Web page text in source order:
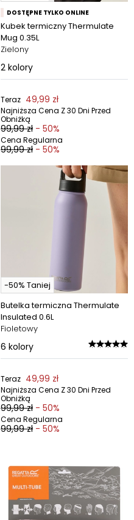
DOSTĘPNE TYLKO ONLINE
Kubek termiczny Thermulate
Mug 0.35L
Zielony
2 kolory
Teraz 49,99 zł
Najniższa Cena Z 30 Dni Przed
Obniżką
99,99 zł - 50%
Cena Regularna
99,99 zł - 50%
-50% Taniej
Butelka termiczna Thermulate
Insulated 0.6L
Fioletowy
6 kolory
Teraz 49,99 zł
Najniższa Cena Z 30 Dni Przed
Obniżką
99,99 zł - 50%
Cena Regularna
99,99 zł - 50%